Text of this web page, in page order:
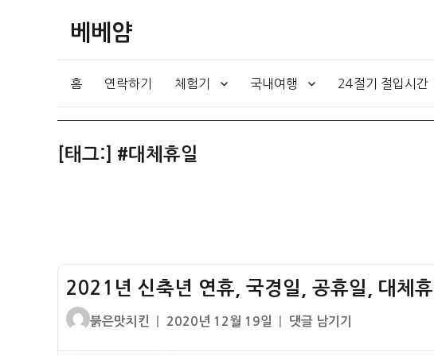
베베얌
홈 연락하기 체험기 국내여행 24절기 절입시간
[태그:] #대체휴일
2021년 신축년 연휴, 국경일, 공휴일, 대체
글
붉은맛치킨
작
2020년 12월 19일
2021
댓글 남기기